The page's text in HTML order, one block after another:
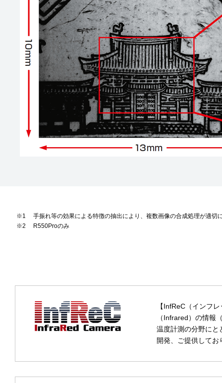
手振れ等の効果による特徴の抽出により、複数画像の合成処理が適切
R550Proのみ
【InfReC（インフ
（Infrared）の情報
温度計測の分野にと
開発、ご提供してお